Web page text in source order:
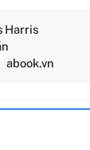
Harris
abook.vn